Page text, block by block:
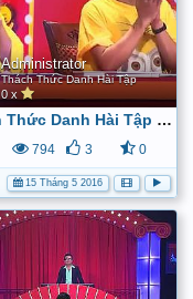
Administrator
Thách Thức Danh Hài Tập
0 x
Thách Thức Danh Hài Tập 3 (29/4/2015) - Full HD - YouTube
794 3 0
15 Tháng 5 2016